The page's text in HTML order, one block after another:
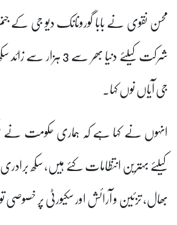
محسن نقوی نے بابا گورونانک دیو جی کے
شرکت کیلئے دنیا بھر سے
جی آیاں نوں کہا۔
انہوں نے کہا ہے کہ ہماری حکومت نے
کیلئے بہترین انتظامات کئے ہیں، سکھ
بھال، تزئین و آرائش اور سکیورٹی پر